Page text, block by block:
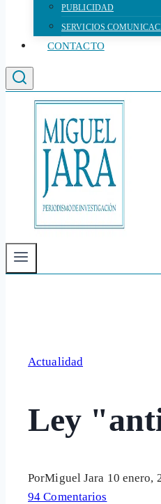
PUBLICIDAD
SERVICIOS
CONTACTO
Actualidad
Ley
PorMiguel Jara 10 enero,
94 Comentarios